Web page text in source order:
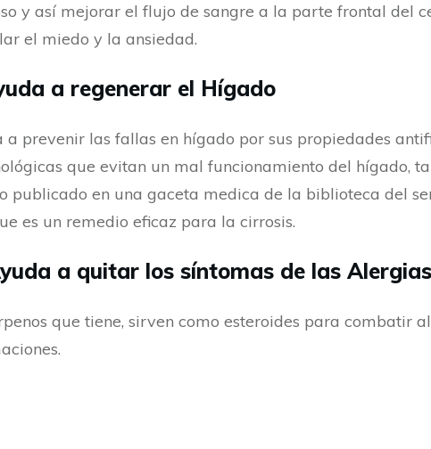
y así mejorar el flujo de sangre a la parte frontal del
el miedo y la ansiedad.
a regenerar el Hígado
a prevenir las fallas en hígado por sus propiedades
que evitan un mal funcionamiento del hígado,
publicado en una gaceta medica de la biblioteca del
es un remedio eficaz para la cirrosis.
a quitar los síntomas de las Alergias
que tiene, sirven como esteroides para combatir